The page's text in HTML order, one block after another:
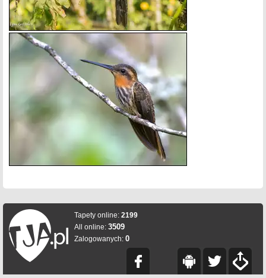
Tapety online: 2199
All online: 3509
Zalogowanych: 0